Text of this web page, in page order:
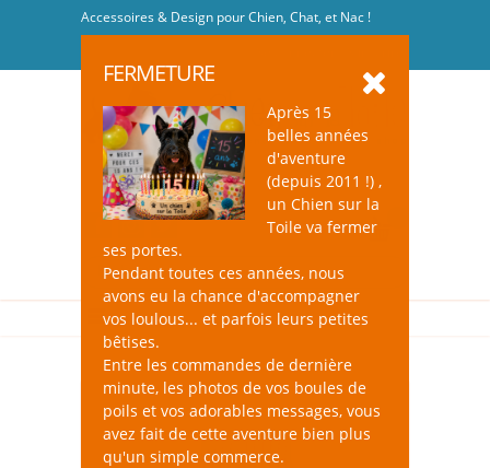
Accessoires & Design pour Chien, Chat, et Nac !
FERMETURE
Après 15
belles années
d'aventure
(depuis 2011 !) ,
un Chien sur la
Toile va fermer
ses portes.
Pendant toutes ces années, nous
avons eu la chance d'accompagner
vos loulous... et parfois leurs petites
bêtises.
Entre les commandes de dernière
minute, les photos de vos boules de
poils et vos adorables messages, vous
avez fait de cette aventure bien plus
qu'un simple commerce.